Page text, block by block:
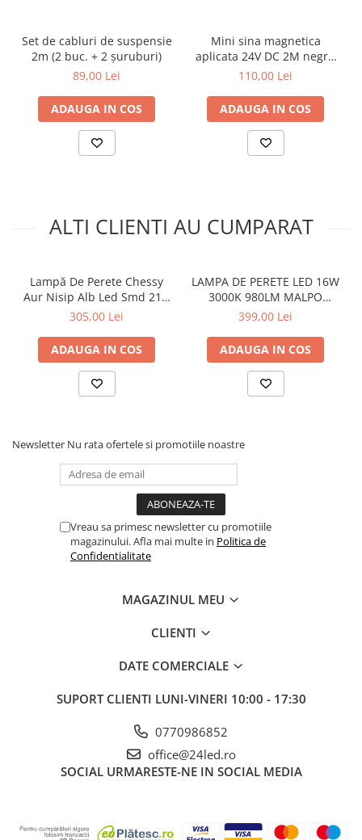
Eticheta energetică
F
Set de cabluri de suspensie
2m (2 buc. + 2 șuruburi)
89,00 Lei
ADAUGA IN COS
Mini sina magnetica
aplicata 24V DC 2M negru
mat
110,00 Lei
ADAUGA IN COS
ALTI CLIENTI AU CUMPARAT
Lampă De Perete Chessy
Aur Nisip Alb Led Smd 21w
Cct 1050lm Ip20
305,00 Lei
ADAUGA IN COS
LAMPA DE PERETE LED 16W
3000K 980LM MALPO
METAL+SILICON IP20
399,00 Lei
ADAUGA IN COS
Newsletter Nu rata ofertele si promotiile noastre
Vreau sa primesc newsletter cu promotiile
magazinului. Afla mai multe in Politica de
Confidentialitate
MAGAZINUL MEU
CLIENTI
DATE COMERCIALE
SUPORT CLIENTI LUNI-VINERI 10:00 - 17:30
0770986852
office@24led.ro
SOCIAL URMARESTE-NE IN SOCIAL MEDIA